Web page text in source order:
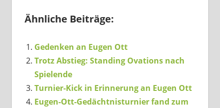
Ähnliche Beiträge:
Gedenken an Eugen Ott
Trotz Abstieg: Standing Ovations nach
Spielende
Turnier-Kick in Erinnerung an Eugen Ott
Eugen-Ott-Gedächtnisturnier fand zum